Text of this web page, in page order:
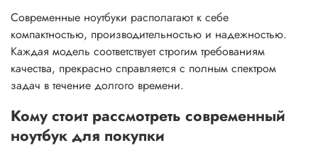
Современные ноутбуки располагают к себе
компактностью, производительностью и надежностью.
Каждая модель соответствует строгим требованиям
качества, прекрасно справляется с полным спектром
задач в течение долгого времени.
Кому стоит рассмотреть современный
ноутбук для покупки